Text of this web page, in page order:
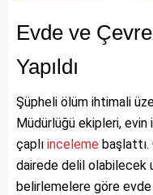
Evde ve
Yapıldı
Şüpheli ölüm ihtimali
Müdürlüğü ekipleri,
çaplı inceleme başlattı.
dairede delil olabilecek
belirlemelere göre evde